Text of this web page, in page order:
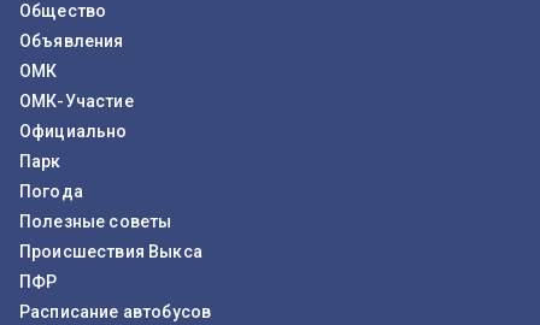
Общество
Объявления
ОМК
ОМК-Участие
Официально
Парк
Погода
Полезные советы
Происшествия Выкса
ПФР
Расписание автобусов